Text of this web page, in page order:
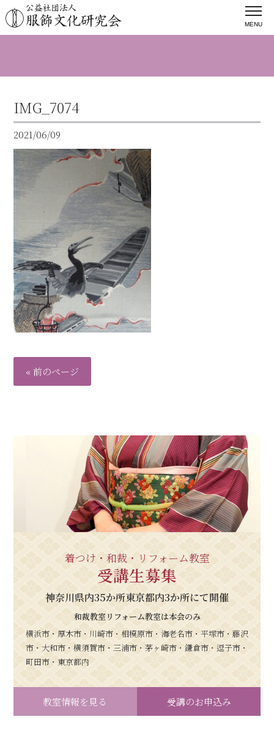
MENU
IMG_7074
2021/06/09
« 前のページ
着つけ・和裁・リフォーム教室
受講生募集
神奈川県内35か所東京都内3か所にて開催
和裁教室リフォーム教室は本会のみ
横浜市・厚木市・川崎市・相模原市・海老名市・平塚市・藤沢
市・大和市・横須賀市・三浦市・茅ヶ崎市・鎌倉市・逗子市・
町田市・東京都内
教室情報を見る 受講のお申込み